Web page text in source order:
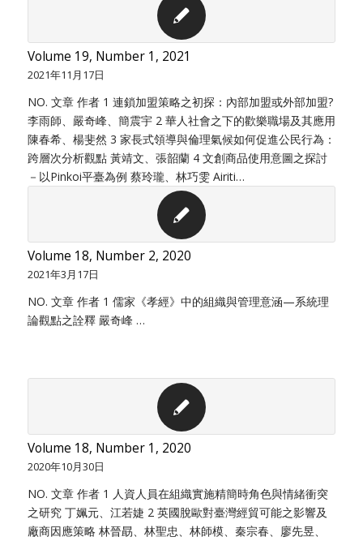
Volume 19, Number 1, 2021
2021年11月17日
NO. 文章 作者 1 連鎖加盟策略之初探：內部加盟或外部加盟?
李雨師、嚴奇峰、簡震宇 2 華人社會之下的歡樂職場及其應用
陳春希、楊斐然 3 家長式領導與倫理氣候如何促進公民行為：
跨層次分析觀點 黃靖文、張韶蘭 4 文創商品使用意圖之探討
－以Pinkoi平臺為例 蔡玲瓏、林巧雯 Airiti…
Volume 18, Number 2, 2020
2021年3月17日
NO. 文章 作者 1 儒家《孝經》中的組織與管理意涵—系統理
論觀點之詮釋 嚴奇峰 …
Volume 18, Number 1, 2020
2020年10月30日
NO. 文章 作者 1 人資人員在組織實施精簡時角色與情緒衝突
之研究 丁姵元、江若婕 2 英國脫歐對臺灣經貿可能之影響及
廠商因應策略 林晉勗、林聖忠、林師模、秦宗春、廖先昱、